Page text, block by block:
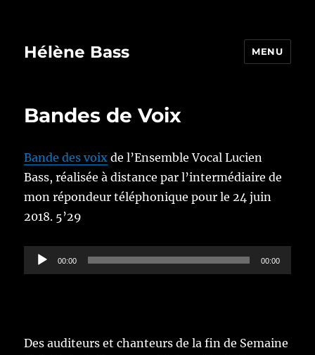
Hélène Bass MENU
Bandes de Voix
Bande des voix de l’Ensemble Vocal Lucien
Bass, réalisée à distance par l’intermédiaire de
mon répondeur téléphonique pour le 24 juin
2018. 5’29
Lecteur
audio
00:00 00:00
Des auditeurs et chanteurs de la fin de Semaine